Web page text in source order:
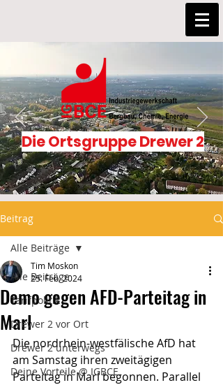
Die Ortsgruppe Drewer 2
Beitrag
Alle Beiträge
Tarifpolitik
Drewer 2 vor Ort
Drewer 2 unterwegs
Deine Vorteile @ IGBCE
Alle Beiträge
Demo gegen AFD-Parteitag in
Marl
Tim Moskon
25. Feb. 2024
Die nordrhein-westfälische AfD hat
am Samstag ihren zweitägigen
Parteitag in Marl begonnen. Parallel